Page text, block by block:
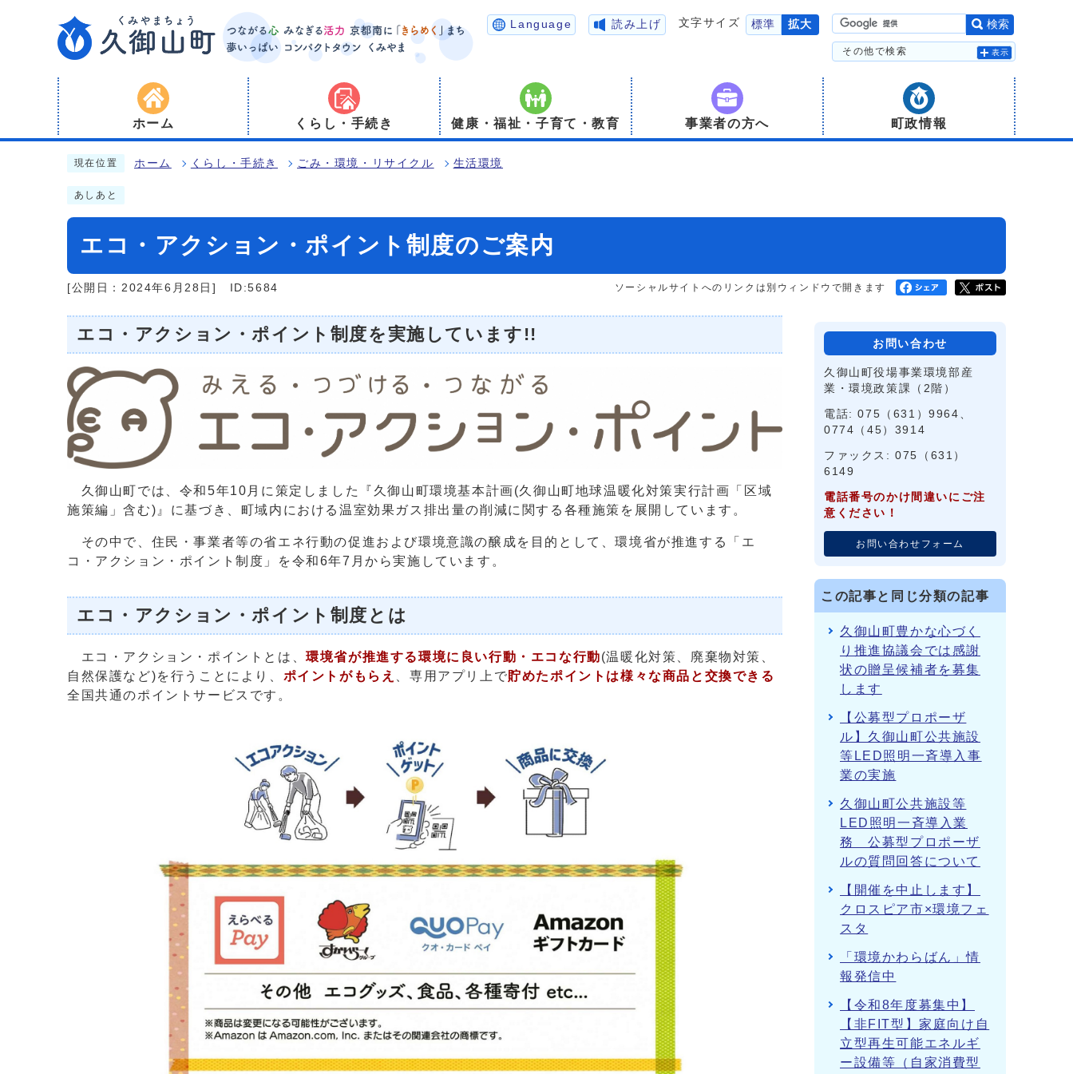
Language 読み上げ 文字サイズ 標準 拡大 検索
その他で検索 表示
ホーム くらし・手続き 健康・福祉・子育て・教育 事業者の方へ 町政情報
現在位置 ホーム くらし・手続き ごみ・環境・リサイクル 生活環境
あしあと
エコ・アクション・ポイント制度のご案内
[公開日：2024年6月28日] ID:5684 ソーシャルサイトへのリンクは別ウィンドウで開きます
エコ・アクション・ポイント制度を実施しています!!
久御山町では、令和5年10月に策定しました『久御山町環境基本計画(久御山町地球温暖化対策実行計画「区域
施策編」含む)』に基づき、町域内における温室効果ガス排出量の削減に関する各種施策を展開しています。
その中で、住民・事業者等の省エネ行動の促進および環境意識の醸成を目的として、環境省が推進する「エ
コ・アクション・ポイント制度」を令和6年7月から実施しています。
エコ・アクション・ポイント制度とは
エコ・アクション・ポイントとは、環境省が推進する環境に良い行動・エコな行動(温暖化対策、廃棄物対策、
自然保護など)を行うことにより、 ポイントがもらえ 、専用アプリ上で貯めたポイントは様々な商品と交換できる
全国共通のポイントサービスです。
お問い合わせ
久御山町役場事業環境部産
業・環境政策課（2階）
電話: 075（631）9964、
0774（45）3914
ファックス: 075（631）
6149
電話番号のかけ間違いにご注
意ください！
お問い合わせフォーム
この記事と同じ分類の記事
久御山町豊かな心づく
り推進協議会では感謝
状の贈呈候補者を募集
します
【公募型プロポーザ
ル】久御山町公共施設
等LED照明一斉導入事
業の実施
久御山町公共施設等
LED照明一斉導入業
務 公募型プロポーザ
ルの質問回答について
【開催を中止します】
クロスピア市×環境フェ
スタ
「環境かわらばん」情
報発信中
【令和8年度募集中】
【非FIT型】家庭向け自
立型再生可能エネルギ
ー設備等（自家消費型